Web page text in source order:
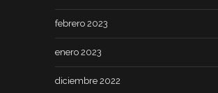
febrero 2023
enero 2023
diciembre 2022